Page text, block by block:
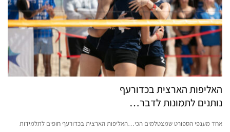
האליפות הארצית בכדורעף
נותנים לתמונות לדבר…
אחד מענפי הספורט שמצטלמים הכי…האליפות הארצית בכדורעף חופים לתלמידות